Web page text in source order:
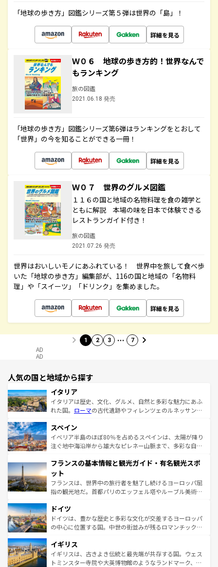
「地球の歩き方」図鑑シリーズ第５弾は世界の「島」！
詳細を見る
Ｗ０６ 地球の歩き方的！世界なんで
もランキング
旅の図鑑
2021.06.18 発売
「地球の歩き方」図鑑シリーズ第6弾はランキングをとおして
「世界」の今を知ることができる一冊！
詳細を見る
Ｗ０７ 世界のグルメ図鑑
１１６の国と地域の名物料理を食の雑学と
ともに解説 本場の味を日本で体験できる
レストランガイド付き！
旅の図鑑
2021.07.26 発売
世界はおいしいモノにあふれている！ 世界中を旅して食べ歩
いた「地球の歩き方」編集部が、116の国と地域の「名物料
理」や「スイーツ」「ドリンク」を集めました。
詳細を見る
1 2 3 … 7
AD
AD
人気の国と地域から探す
イタリア
イタリアは歴史、文化、グルメ、自然と多彩な魅力にあふ
れた国。 ローマの古代遺跡やフィレンツェのルネッサンス
ろん、トスカーナの美しい田園風景やアマルフィ海岸の絶
景など、自然景観も見逃せない。観光の合間には、本場の
ピザやパスタなど、絶品のイタリア料理を堪能することも
ませてくれるイタリアで、忘れられない旅をしてみよう！
なお、新着のイタリア情報は
しい。
スペイン
イベリア半島のほぼ80％を占めるスペインは、太陽が降り
注ぐ地中海沿岸から雄大なピレネー山脈まで、多彩な自然
文化が根付くこの国では、情熱的なフラメンコ、熱気あふ
れる闘牛、そして美味しいタパスが生活の一部となってい
る。首都マドリードの洗練された雰囲気や、バルセロナの
アートに溢れた街角から、地方では古代ローマ遺跡や中世
せる。地方によって風土や気候が異なるスペインはその個
性で訪れる人を魅了する。 なお、新着のスペイン情報は コ
ンテンツ一覧を参照してほしい。
フランスの基本情報と観光ガイド・有名観光スポ
ット
フランスは、世界中の旅行者を魅了し続けるヨーロッパ屈
指の観光地だ。首都パリのエッフェル塔やルーブル美術館
で、幅広い魅力が詰まっている。華麗な宮殿、歴史的な大
聖堂、美しいビーチ、そして豊かな自然が、訪れる者を心
から魅了する。また、フランスは美食の国としても知ら
いる。シャンパンの発祥地であるランス、プロヴァンスの
香り高いラベンダー畑など、多彩な楽しみ方が可能だ。さ
らに、パリ以外の地域にも魅力が溢れており、どの街角に
ドイツ
ドイツは、豊かな歴史と多彩な文化が交差するヨーロッパ
の中心に位置する国。中世の街並みが残るロマンチック街
顔を持つこの国は、どこを歩いても飽きることがない。ベ
ルリンの文化的活気、バイエルン州のアルプスの絶景、そ
してライン川沿いのワイン畑といった風景は必見。ビール
イギリス
イギリスは、古きよき伝統と最先端が共存する国。ウェス
トミンスター寺院や大英博物館のようなランドマーク、歴